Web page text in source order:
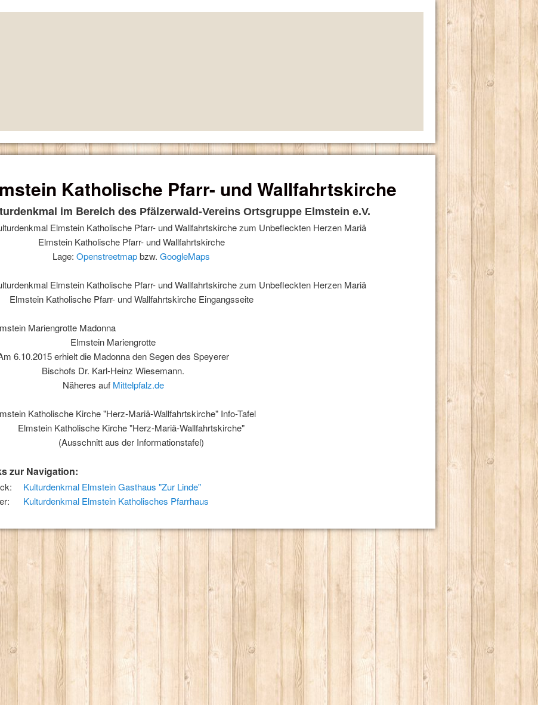
1737"
Katholische Pfarr- und Wallfahrtskirche
im Bereich des Pfälzerwald-Vereins Ortsgruppe Elmstein e.V.
Elmstein Katholische Pfarr- und Wallfahrtskirche
Lage: Openstreetmapbzw. GoogleMaps
Elmstein Katholische Pfarr- und Wallfahrtskirche Eingangsseite
Elmstein Mariengrotte
6.10.2015 erhielt die Madonna den Segen des Speyerer
Bischofs Dr. Karl-Heinz Wiesemann.
Näheres auf Mittelpfalz.de
Elmstein Katholische Kirche "Herz-Mariä-Wallfahrtskirche"
(Ausschnitt aus der Informationstafel)
zur Navigation:
Kulturdenkmal Elmstein Gasthaus "Zur Linde"
Kulturdenkmal Elmstein Katholisches Pfarrhaus